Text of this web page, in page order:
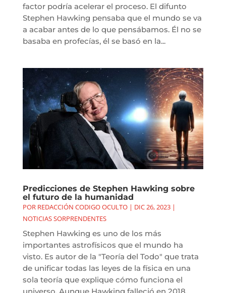
factor podría acelerar el proceso. El difunto
Stephen Hawking pensaba que el mundo se va
a acabar antes de lo que pensábamos. Él no se
basaba en profecías, él se basó en la...
Predicciones de Stephen Hawking sobre
el futuro de la humanidad
POR REDACCIÓN CODIGO OCULTO| DIC 26, 2023|
NOTICIAS SORPRENDENTES
Stephen Hawking es uno de los más
importantes astrofísicos que el mundo ha
visto. Es autor de la "Teoría del Todo" que trata
de unificar todas las leyes de la física en una
sola teoría que explique cómo funciona el